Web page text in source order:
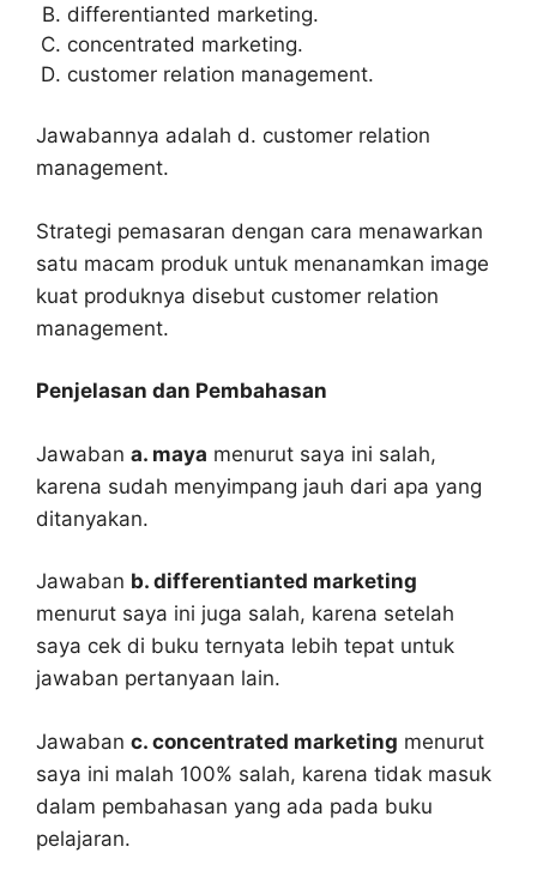
differentianted marketing.
concentrated marketing.
customer relation management.
Jawabannya adalah d. customer relation
management.
Strategi pemasaran dengan cara menawarkan
satu macam produk untuk menanamkan image
kuat produknya disebut customer relation
management.
Penjelasan dan Pembahasan
Jawaban a. maya menurut saya ini salah,
karena sudah menyimpang jauh dari apa yang
ditanyakan.
Jawaban b. differentianted marketing
menurut saya ini juga salah, karena setelah
saya cek di buku ternyata lebih tepat untuk
jawaban pertanyaan lain.
Jawaban c. concentrated marketing menurut
saya ini malah 100% salah, karena tidak masuk
dalam pembahasan yang ada pada buku
pelajaran.